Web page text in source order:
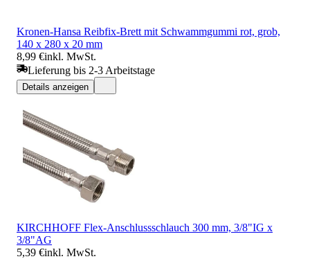
Kronen-Hansa Reibfix-Brett mit Schwammgummi rot, grob,
140 x 280 x 20 mm
8,99 €inkl. MwSt.
Lieferung bis 2-3 Arbeitstage
Details anzeigen
KIRCHHOFF Flex-Anschlussschlauch 300 mm, 3/8"IG x
3/8"AG
5,39 €inkl. MwSt.